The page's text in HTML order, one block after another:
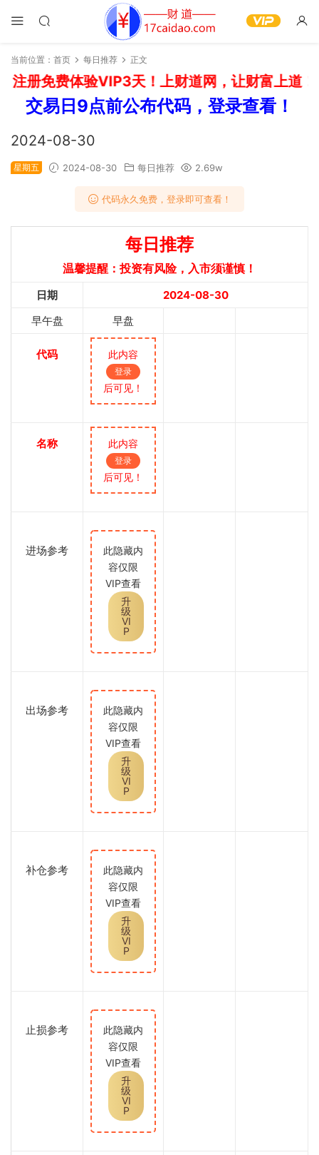
当前位置： 首页 每日推荐 正文
册免费体验VIP3天！上财道网，让财富上道！
交易日9点前公布代码，登录查看！
2024-08-30
星期五 2024-08-30 每日推荐 2.69w
代码永久免费，登录即可查看！
每日推荐
温馨提醒：投资有风险，入市须谨慎！
日期
2024-08-30
早午盘
早盘
代码 此内容
登录
后可见！
名称 此内容
登录
后可见！
进场参考
此隐藏内
容仅限
VIP查看
升
级
VI
P
出场参考
此隐藏内
容仅限
VIP查看
升
级
VI
P
补仓参考
此隐藏内
容仅限
VIP查看
升
级
VI
P
止损参考
此隐藏内
容仅限
VIP查看
升
级
VI
P